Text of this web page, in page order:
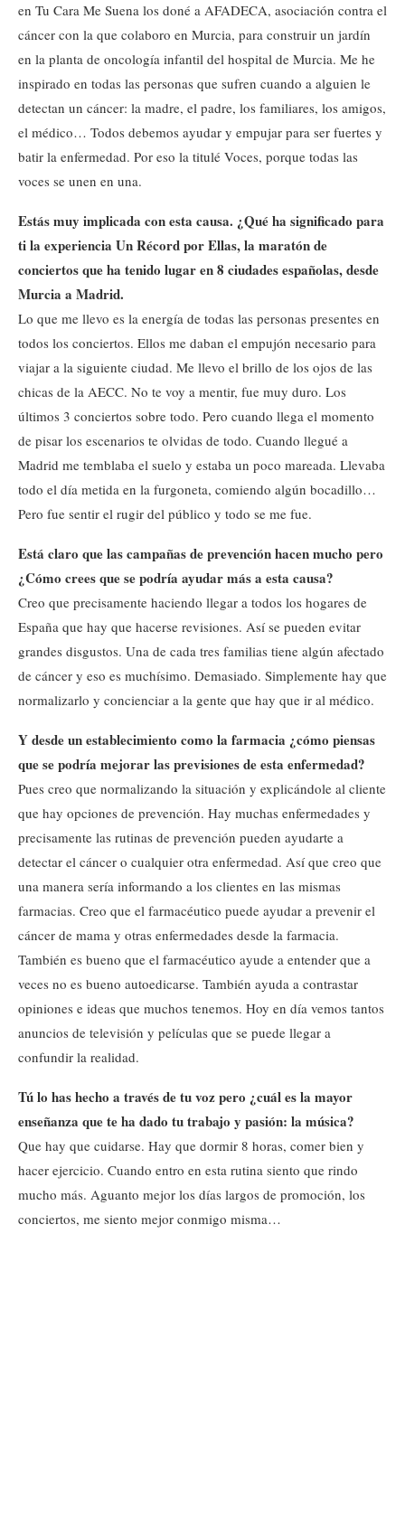
en Tu Cara Me Suena los doné a AFADECA, asociación contra el
cáncer con la que colaboro en Murcia, para construir un jardín
en la planta de oncología infantil del hospital de Murcia. Me he
inspirado en todas las personas que sufren cuando a alguien le
detectan un cáncer: la madre, el padre, los familiares, los amigos,
el médico… Todos debemos ayudar y empujar para ser fuertes y
batir la enfermedad. Por eso la titulé Voces, porque todas las
voces se unen en una.
Estás muy implicada con esta causa. ¿Qué ha significado para
ti la experiencia Un Récord por Ellas, la maratón de
conciertos que ha tenido lugar en 8 ciudades españolas, desde
Murcia a Madrid.
Lo que me llevo es la energía de todas las personas presentes en
todos los conciertos. Ellos me daban el empujón necesario para
viajar a la siguiente ciudad. Me llevo el brillo de los ojos de las
chicas de la AECC. No te voy a mentir, fue muy duro. Los
últimos 3 conciertos sobre todo. Pero cuando llega el momento
de pisar los escenarios te olvidas de todo. Cuando llegué a
Madrid me temblaba el suelo y estaba un poco mareada. Llevaba
todo el día metida en la furgoneta, comiendo algún bocadillo…
Pero fue sentir el rugir del público y todo se me fue.
Está claro que las campañas de prevención hacen mucho pero
¿Cómo crees que se podría ayudar más a esta causa?
Creo que precisamente haciendo llegar a todos los hogares de
España que hay que hacerse revisiones. Así se pueden evitar
grandes disgustos. Una de cada tres familias tiene algún afectado
de cáncer y eso es muchísimo. Demasiado. Simplemente hay que
normalizarlo y concienciar a la gente que hay que ir al médico.
Y desde un establecimiento como la farmacia ¿cómo piensas
que se podría mejorar las previsiones de esta enfermedad?
Pues creo que normalizando la situación y explicándole al cliente
que hay opciones de prevención. Hay muchas enfermedades y
precisamente las rutinas de prevención pueden ayudarte a
detectar el cáncer o cualquier otra enfermedad. Así que creo que
una manera sería informando a los clientes en las mismas
farmacias. Creo que el farmacéutico puede ayudar a prevenir el
cáncer de mama y otras enfermedades desde la farmacia.
También es bueno que el farmacéutico ayude a entender que a
veces no es bueno autoedicarse. También ayuda a contrastar
opiniones e ideas que muchos tenemos. Hoy en día vemos tantos
anuncios de televisión y películas que se puede llegar a
confundir la realidad.
Tú lo has hecho a través de tu voz pero ¿cuál es la mayor
enseñanza que te ha dado tu trabajo y pasión: la música?
Que hay que cuidarse. Hay que dormir 8 horas, comer bien y
hacer ejercicio. Cuando entro en esta rutina siento que rindo
mucho más. Aguanto mejor los días largos de promoción, los
conciertos, me siento mejor conmigo misma…